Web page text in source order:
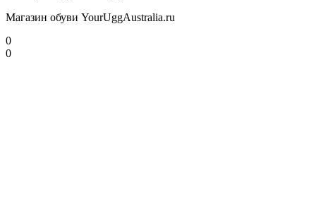
Магазин обуви YourUggAustralia.ru
0
0